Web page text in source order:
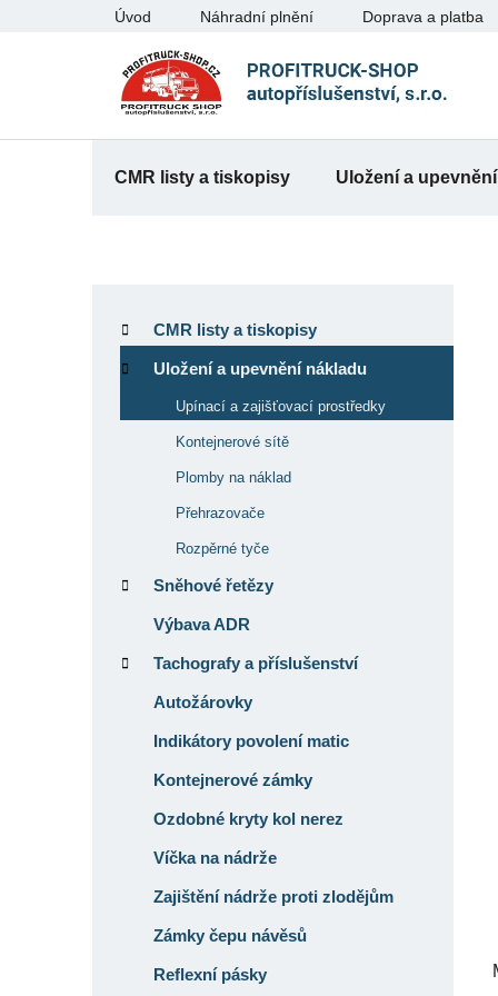
Úvod Náhradní plnění Doprava a platba
CMR listy a tiskopisy Uložení a
kategorie
CMR listy a tiskopisy
Uložení a upevnění nákladu
Upínací a zajišťovací prostředky
Kontejnerové sítě
Plomby na náklad
Přehrazovače
Rozpěrné tyče
Sněhové řetězy
Výbava ADR
Tachografy a příslušenství
Autožárovky
Indikátory povolení matic
Kontejnerové zámky
Ozdobné kryty kol nerez
Víčka na nádrže
Zajištění nádrže proti zlodějům
Zámky čepu návěsů
Reflexní pásky